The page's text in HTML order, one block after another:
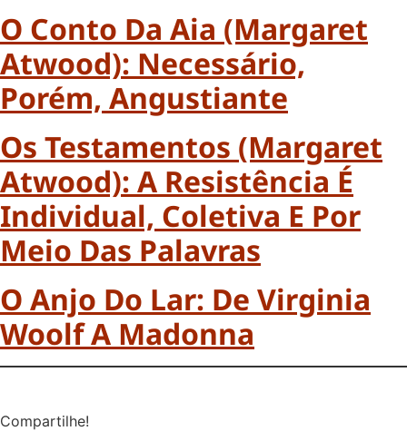
O Conto Da Aia (Margaret
Atwood): Necessário,
Porém, Angustiante
Os Testamentos (Margaret
Atwood): A Resistência É
Individual, Coletiva E Por
Meio Das Palavras
O Anjo Do Lar: De Virginia
Woolf A Madonna
Compartilhe!